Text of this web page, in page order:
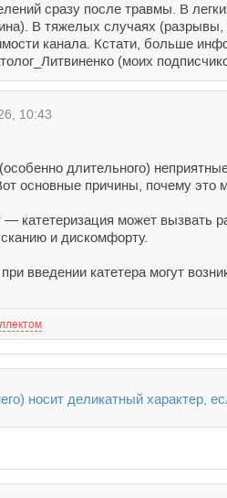
сразу после травмы. В
В тяжелых случаях
канала. Кстати, больше
(моих
10:43
длительного)
основные причины, почему это
катетеризация может вызвать
и дискомфорту.
введении катетера могут
носит деликатный характер,